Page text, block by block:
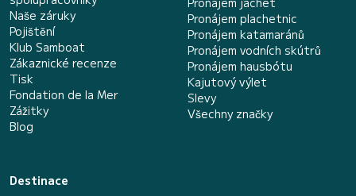
Naše záruky
Pojištění
Klub Samboat
Zákaznické recenze
Tisk
Fondation de la Mer
Zážitky
Blog
Pronájem plachetnic
Pronájem katamaránů
Pronájem vodních skútrů
Pronájem hausbótu
Kajutový výlet
Slevy
Všechny značky
Destinace